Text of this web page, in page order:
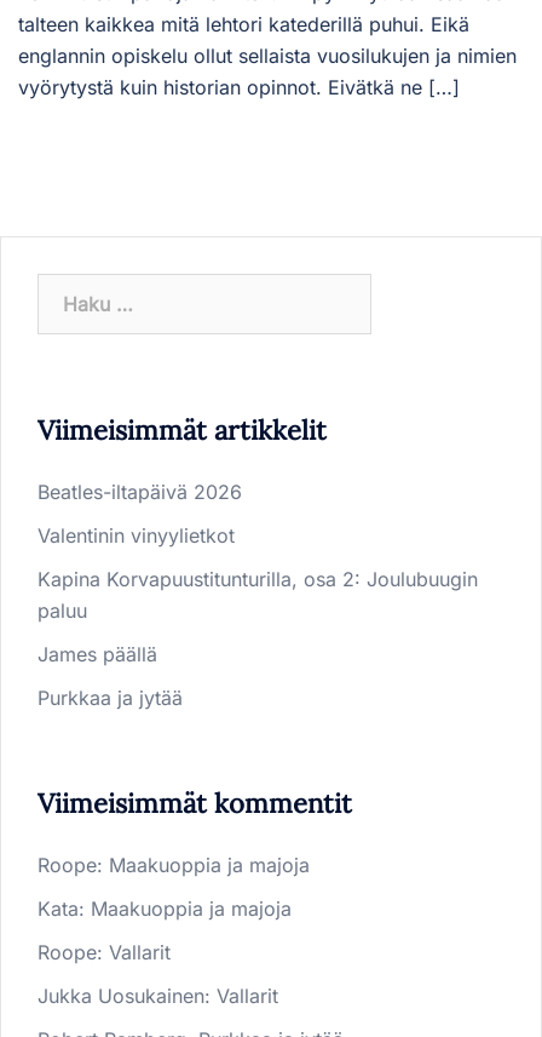
talteen kaikkea mitä lehtori katederillä puhui. Eikä
englannin opiskelu ollut sellaista vuosilukujen ja nimien
vyörytystä kuin historian opinnot. Eivätkä ne […]
Viimeisimmät artikkelit
Beatles-iltapäivä 2026
Valentinin vinyylietkot
Kapina Korvapuustitunturilla, osa 2: Joulubuugin
paluu
James päällä
Purkkaa ja jytää
Viimeisimmät kommentit
Roope: Maakuoppia ja majoja
Kata: Maakuoppia ja majoja
Roope: Vallarit
Jukka Uosukainen: Vallarit